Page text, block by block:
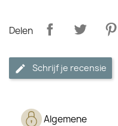
Delen
Schrijf je recensie
Algemene